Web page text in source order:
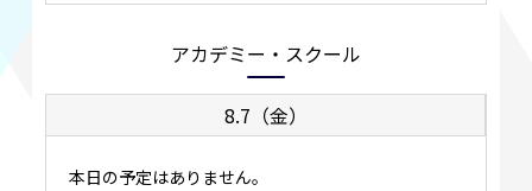
アカデミー・スクール
8.7（金）
本日の予定はありません。